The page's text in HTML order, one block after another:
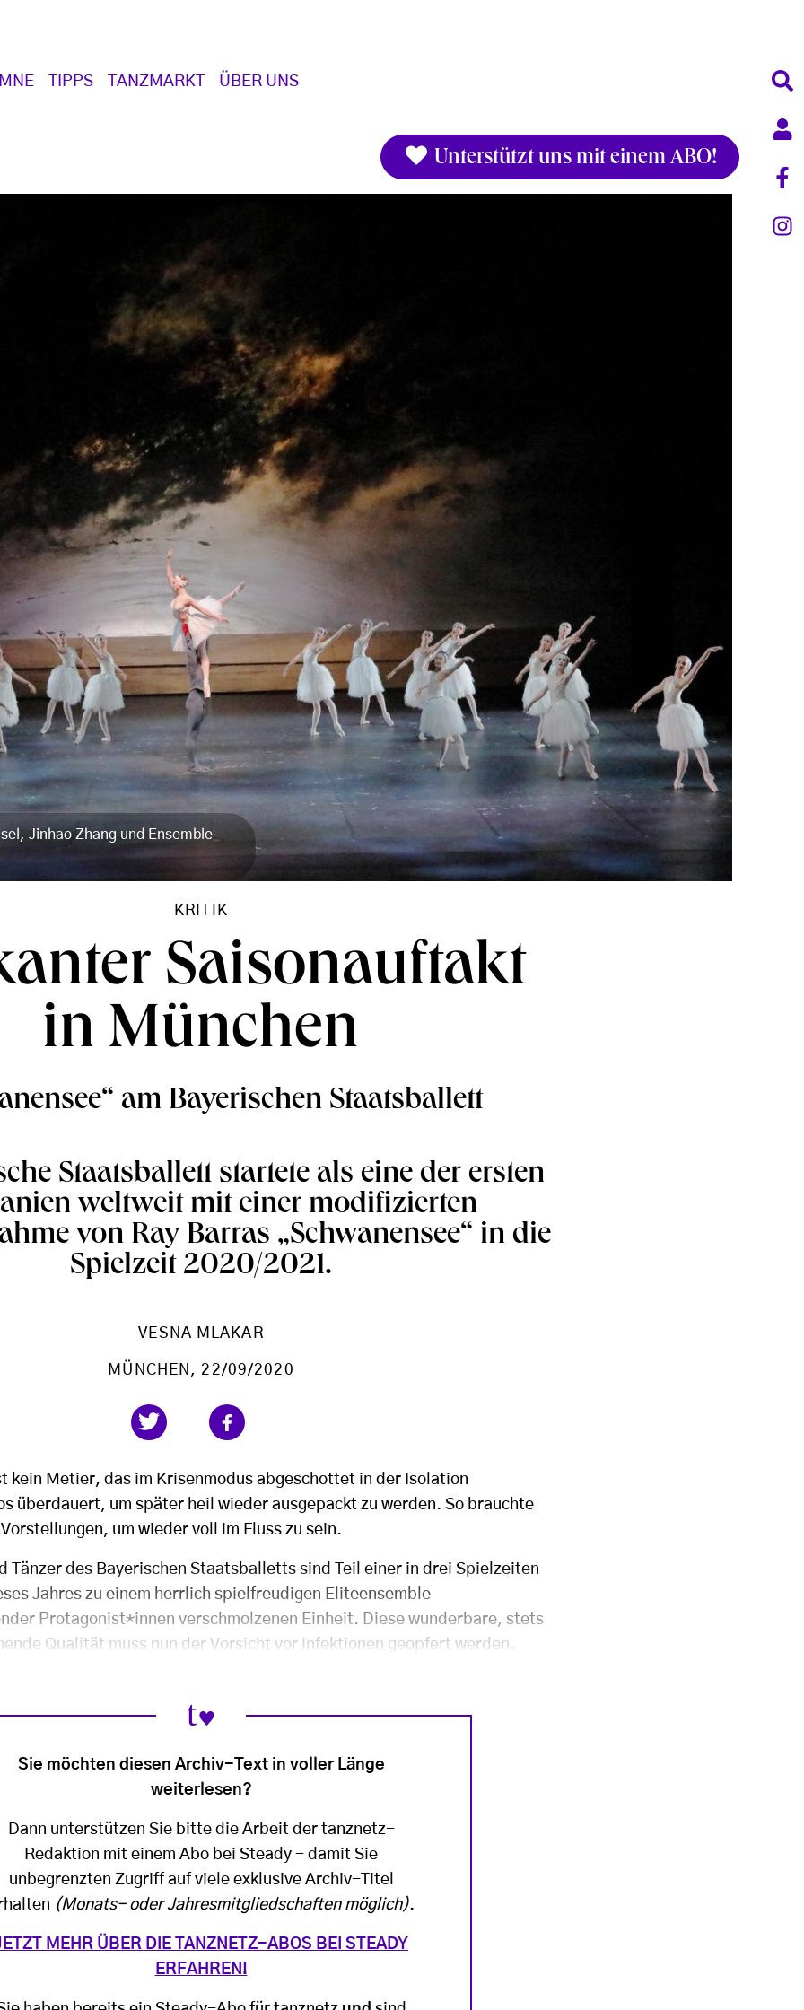
TIPPS TANZMARKT ÜBER UNS
Unterstützt uns mit einem ABO!
Jinhao Zhang und Ensemble
KRITIK
Saisonauftakt
in München
am Bayerischen Staatsballett
Staatsballett startete als eine der ersten
weltweit mit einer modifizierten
von Ray Barras „Schwanensee“ in die
Spielzeit 2020/2021.
VESNA MLAKAR
MÜNCHEN , 22/09/2020
kein Metier, das im Krisenmodus abgeschottet in der Isolation
überdauert, um später heil wieder ausgepackt zu werden. So brauchte
um wieder voll im Fluss zu sein.
Tänzer des Bayerischen Staatsballetts sind Teil einer in drei Spielzeiten
Jahres zu einem herrlich spielfreudigen Eliteensemble
Protagonist*innen verschmolzenen Einheit. Diese wunderbare, stets
Qualität muss nun der Vorsicht vor Infektionen geopfert werden.
Sie möchten diesen Archiv-Text in voller Länge
weiterlesen?
Dann unterstützen Sie bitte die Arbeit der tanznetz-
Redaktion mit einem Abo bei Steady - damit Sie
unbegrenzten Zugriff auf viele exklusive Archiv-Titel
(Monats- oder Jahresmitgliedschaften möglich).
MEHR ÜBER DIE TANZNETZ-ABOS BEI STEADY
ERFAHREN!